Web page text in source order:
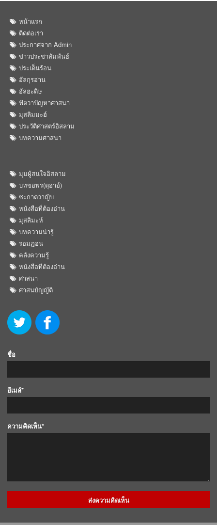
หน้าแรก
ติดต่อเรา
ประกาศจาก Admin
ข่าวประชาสัมพันธ์
ประเด็นร้อน
อัลกุรอ่าน
อัลฮะดิษ
ฟัตวาปัญหาศาสนา
มุสลิมมะฮ์
ประวัติศาสตร์อิสลาม
บทความศาสนา
มุมผู้สนใจอิสลาม
บทขอพร(ดุอาอ์)
ซะกาตวาญิบ
หนังสือที่ต้องอ่าน
มุสลิมะห์
บทความน่ารู้
รอมฎอน
คลังความรู้
หนังสือที่ต้องอ่าน
ศาสนา
ศาสนบัญญัติ
ชื่อ
อีเมล์*
ความคิดเห็น*